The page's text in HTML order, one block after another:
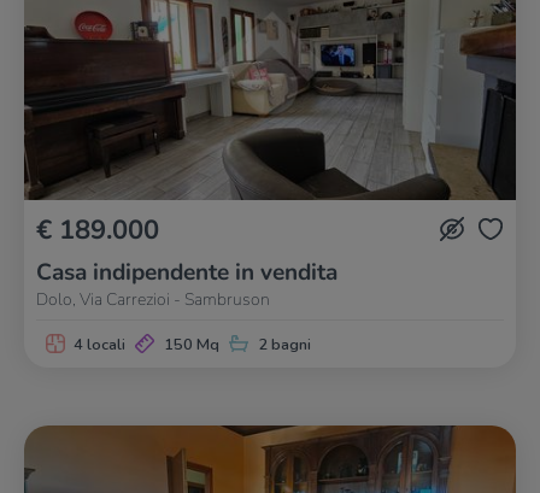
€ 189.000
Casa indipendente in vendita
Dolo, Via Carrezioi - Sambruson
4 locali 150 Mq 2 bagni